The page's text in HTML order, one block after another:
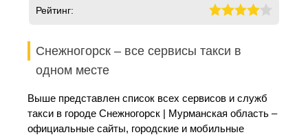
Рейтинг:
Снежногорск – все сервисы такси в
одном месте
Выше представлен список всех сервисов и служб
такси в городе Снежногорск | Мурманская область –
официальные сайты, городские и мобильные